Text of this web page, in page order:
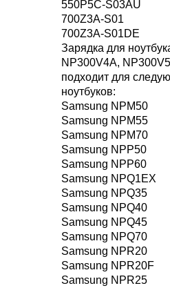
550P5C-S03AU
700Z3A-S01
700Z3A-S01DE
Зарядка для
NP300V4A,
подходит для
ноутбуков:
Samsung NPM50
Samsung NPM55
Samsung NPM70
Samsung NPP50
Samsung NPP60
Samsung NPQ1EX
Samsung NPQ35
Samsung NPQ40
Samsung NPQ45
Samsung NPQ70
Samsung NPR20
Samsung NPR20F
Samsung NPR25